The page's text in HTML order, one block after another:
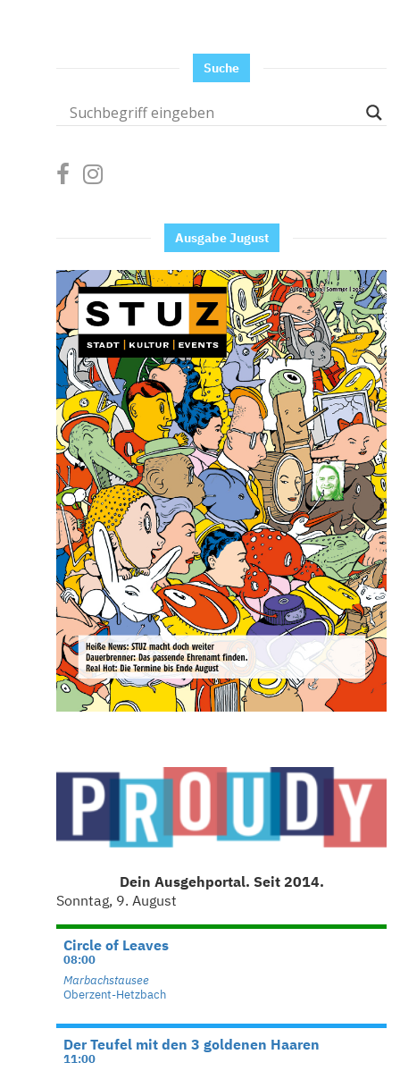
Suche
Ausgabe Jugust
Dein Ausgehportal. Seit 2014.
Sonntag, 9. August
Circle of Leaves
08:00
Marbachstausee
Oberzent-Hetzbach
Der Teufel mit den 3 goldenen Haaren
11:00